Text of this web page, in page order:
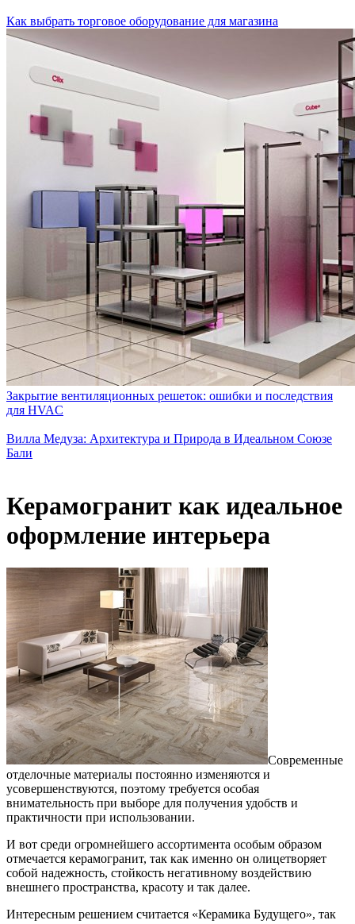
Как выбрать торговое оборудование для магазина
Закрытие вентиляционных решеток: ошибки и последствия
для HVAC
Вилла Медуза: Архитектура и Природа в Идеальном Союзе
Бали
Керамогранит как идеальное
оформление интерьера
Современные
отделочные материалы постоянно изменяются и
усовершенствуются, поэтому требуется особая
внимательность при выборе для получения удобств и
практичности при использовании.
И вот среди огромнейшего ассортимента особым образом
отмечается керамогранит, так как именно он олицетворяет
собой надежность, стойкость негативному воздействию
внешнего пространства, красоту и так далее.
Интересным решением считается «Керамика Будущего», так